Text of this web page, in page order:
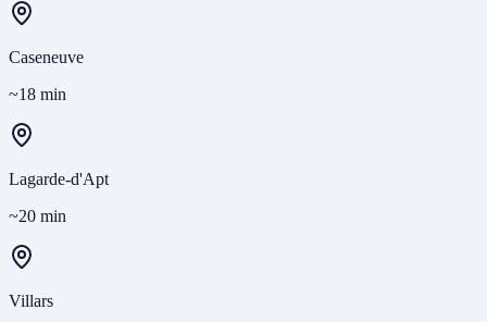
Caseneuve
~18 min
Lagarde-d'Apt
~20 min
Villars